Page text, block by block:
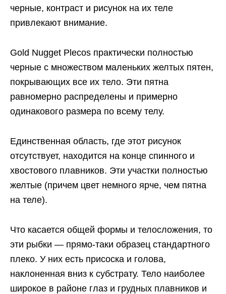
черные, контраст и рисунок на их теле
привлекают внимание.
Gold Nugget Plecos практически полностью
черные с множеством маленьких желтых пятен,
покрывающих все их тело. Эти пятна
равномерно распределены и примерно
одинакового размера по всему телу.
Единственная область, где этот рисунок
отсутствует, находится на конце спинного и
хвостового плавников. Эти участки полностью
желтые (причем цвет немного ярче, чем пятна
на теле).
Что касается общей формы и телосложения, то
эти рыбки — прямо-таки образец стандартного
плеко. У них есть присоска и голова,
наклоненная вниз к субстрату. Тело наиболее
широкое в районе глаз и грудных плавников и